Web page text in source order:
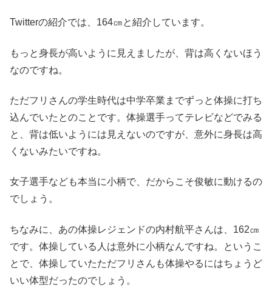
Twitterの紹介では、164㎝と紹介しています。
もっと身長が高いように見えましたが、背は高くないほう
なのですね。
ただフリさんの学生時代は中学卒業までずっと体操に打ち
込んでいたとのことです。体操選手ってテレビなどでみる
と、背は低いようには見えないのですが、意外に身長は高
くないみたいですね。
女子選手なども本当に小柄で、だからこそ俊敏に動けるの
でしょう。
ちなみに、あの体操レジェンドの内村航平さんは、162㎝
です。体操している人は意外に小柄なんですね。というこ
とで、体操していたただフリさんも体操やるにはちょうど
いい体型だったのでしょう。